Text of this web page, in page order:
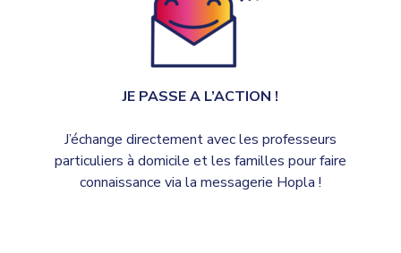
JE PASSE A L’ACTION !
J’échange directement avec les professeurs
particuliers à domicile et les familles pour faire
connaissance via la messagerie Hopla !